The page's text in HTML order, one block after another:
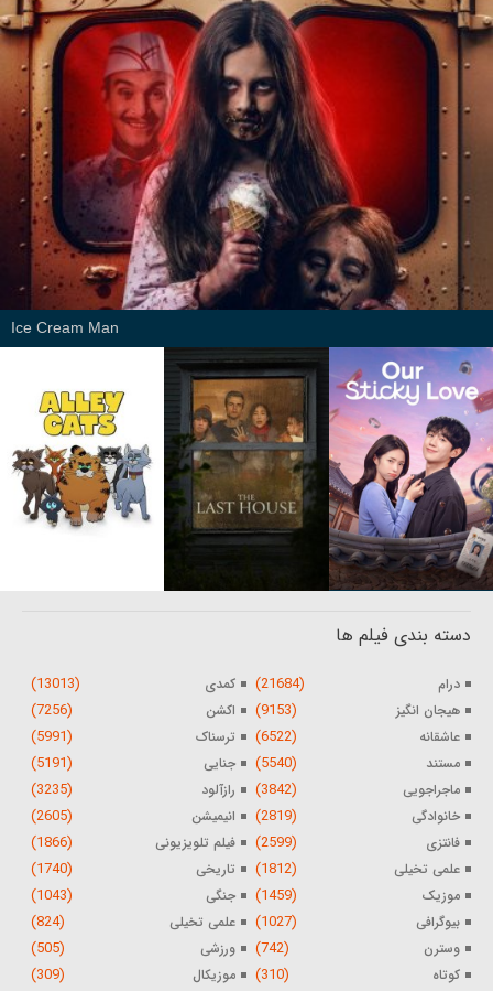
Ice Cream Man
دسته بندی فیلم ها
درام (21684) کمدی (13013)
هیجان انگیز (9153) اکشن (7256)
عاشقانه (6522) ترسناک (5991)
مستند (5540) جنایی (5191)
ماجراجویی (3842) رازآلود (3235)
خانوادگی (2819) انیمیشن (2605)
فانتزی (2599) فیلم تلویزیونی (1866)
علمی تخیلی (1812) تاریخی (1740)
موزیک (1459) جنگی (1043)
بیوگرافی (1027) علمی تخیلی (824)
وسترن (742) ورزشی (505)
کوتاه (310) موزیکال (309)